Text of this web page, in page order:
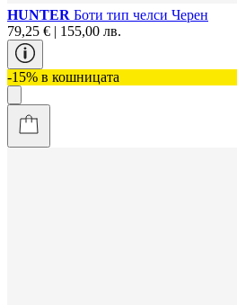
HUNTER Боти тип челси Черен
79,25 € | 155,00 лв.
-15% в кошницата